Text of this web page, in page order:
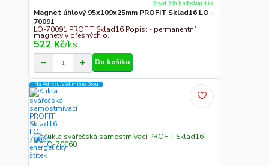
Magnet úhlový 95x109x25mm PROFIT Sklad16 LO-
70091
LO-70091 PROFIT Sklad16 Popis: - permanentní
magnety v přesných o...
522 Kč/ks
Ihned-24h k odeslání 4 ks
Do košíku
Na Adresu,Výd.místo,Boxu